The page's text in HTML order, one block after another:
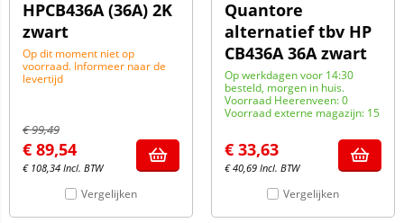
HPCB436A (36A) 2K
zwart
Op dit moment niet op
voorraad. Informeer naar de
levertijd
€99,49
€ 89,54
€ 108,34 Incl. BTW
Vergelijken
Quantore
alternatief tbv HP
CB436A 36A zwart
Op werkdagen voor 14:30
besteld, morgen in huis.
Voorraad Heerenveen: 0
Voorraad externe magazijn: 15
€ 33,63
€40,69 Incl. BTW
Vergelijken